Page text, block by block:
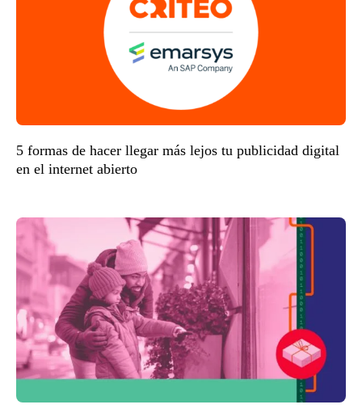
5 formas de hacer llegar más lejos tu publicidad digital
en el internet abierto